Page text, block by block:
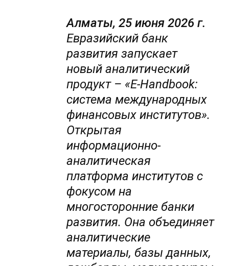
Алматы, 25 июня 2026 г.
Евразийский банк
развития запускает
новый аналитический
продукт – «E-Handbook:
система международных
финансовых институтов».
Открытая
информационно-
аналитическая
платформа институтов с
фокусом на
многосторонние банки
развития. Она объединяет
аналитические
материалы, базы данных,